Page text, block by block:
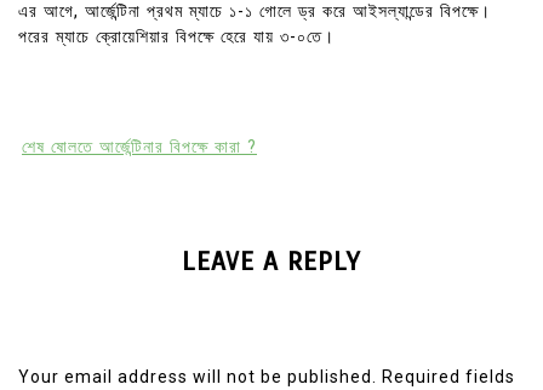
এর আগে, আর্জেন্টিনা প্রথম ম্যাচে ১-১ গোলে ড্র করে আইসল্যান্ডের বিপক্ষে।
পরের ম্যাচে ক্রোয়েশিয়ার বিপক্ষে হেরে যায় ৩-০তে।
শেষ ষোলতে আর্জেন্টিনার বিপক্ষে কারা ?
LEAVE A REPLY
Your email address will not be published.
Required fields